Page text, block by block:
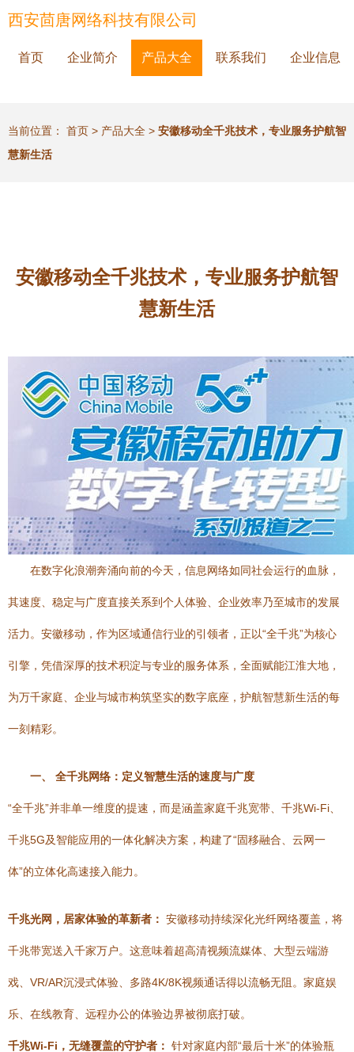
西安茴唐网络科技有限公司
首页 企业简介 产品大全 联系我们 企业信息
当前位置： 首页 > 产品大全 > 安徽移动全千兆技术，专业服务护航智
慧新生活
安徽移动全千兆技术，专业服务护航智
慧新生活
在数字化浪潮奔涌向前的今天，信息网络如同社会运行的血脉，
其速度、稳定与广度直接关系到个人体验、企业效率乃至城市的发展
活力。安徽移动，作为区域通信行业的引领者，正以“全千兆”为核心
引擎，凭借深厚的技术积淀与专业的服务体系，全面赋能江淮大地，
为万千家庭、企业与城市构筑坚实的数字底座，护航智慧新生活的每
一刻精彩。
一、 全千兆网络：定义智慧生活的速度与广度
“全千兆”并非单一维度的提速，而是涵盖家庭千兆宽带、千兆Wi-Fi、
千兆5G及智能应用的一体化解决方案，构建了“固移融合、云网一
体”的立体化高速接入能力。
千兆光网，居家体验的革新者： 安徽移动持续深化光纤网络覆盖，将
千兆带宽送入千家万户。这意味着超高清视频流媒体、大型云端游
戏、VR/AR沉浸式体验、多路4K/8K视频通话得以流畅无阻。家庭娱
乐、在线教育、远程办公的体验边界被彻底打破。
千兆Wi-Fi，无缝覆盖的守护者： 针对家庭内部“最后十米”的体验瓶